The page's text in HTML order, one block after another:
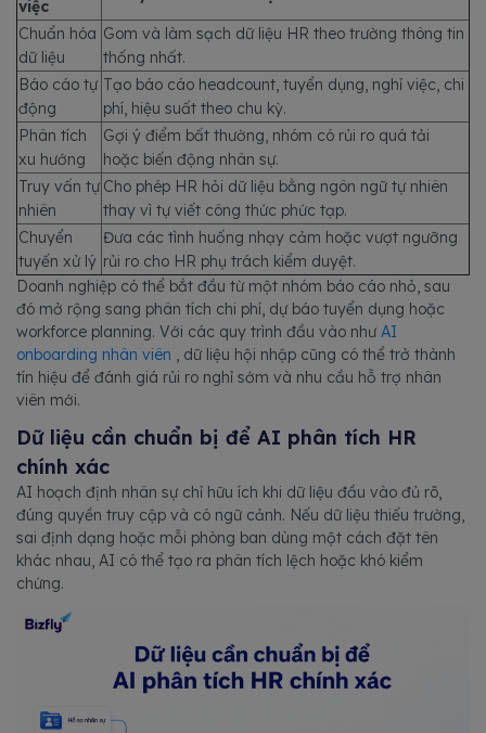
việc
Chuẩn hóa
dữ liệu
Gom và làm sạch dữ liệu HR theo trường thông tin
thống nhất.
Báo cáo tự
động
Tạo báo cáo headcount, tuyển dụng, nghỉ việc, chi
phí, hiệu suất theo chu kỳ.
Phân tích
xu hướng
Gợi ý điểm bất thường, nhóm có rủi ro quá tải
hoặc biến động nhân sự.
Truy vấn tự
nhiên
Cho phép HR hỏi dữ liệu bằng ngôn ngữ tự nhiên
thay vì tự viết công thức phức tạp.
Chuyển
tuyến xử lý
Đưa các tình huống nhạy cảm hoặc vượt ngưỡng
rủi ro cho HR phụ trách kiểm duyệt.
Doanh nghiệp có thể bắt đầu từ một nhóm báo cáo nhỏ, sau
đó mở rộng sang phân tích chi phí, dự báo tuyển dụng hoặc
workforce planning. Với các quy trình đầu vào như AI
onboarding nhân viên , dữ liệu hội nhập cũng có thể trở thành
tín hiệu để đánh giá rủi ro nghỉ sớm và nhu cầu hỗ trợ nhân
viên mới.
Dữ liệu cần chuẩn bị để AI phân tích HR
chính xác
AI hoạch định nhân sự chỉ hữu ích khi dữ liệu đầu vào đủ rõ,
đúng quyền truy cập và có ngữ cảnh. Nếu dữ liệu thiếu trường,
sai định dạng hoặc mỗi phòng ban dùng một cách đặt tên
khác nhau, AI có thể tạo ra phân tích lệch hoặc khó kiểm
chứng.